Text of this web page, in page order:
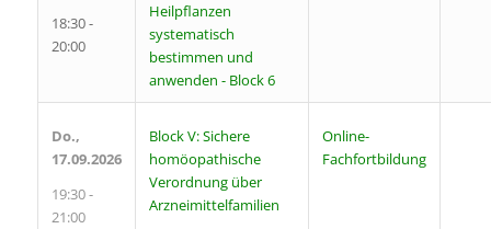
18:30 -
20:00
Heilpflanzen
systematisch
bestimmen und
anwenden - Block 6
Do.,
17.09.2026
19:30 -
21:00
Block V: Sichere
homöopathische
Verordnung über
Arzneimittelfamilien
Online-
Fachfortbildung